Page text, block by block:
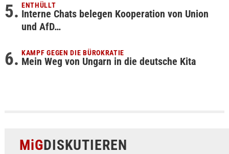
ENTHÜLLT
Interne Chats belegen Kooperation von Union
und AfD…
KAMPF GEGEN DIE BÜROKRATIE
Mein Weg von Ungarn in die deutsche Kita
MiGDISKUTIEREN